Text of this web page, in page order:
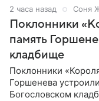
2 часа назад Соня
Поклонники
память
кладбище
Поклонники
Горшенева
Богословском